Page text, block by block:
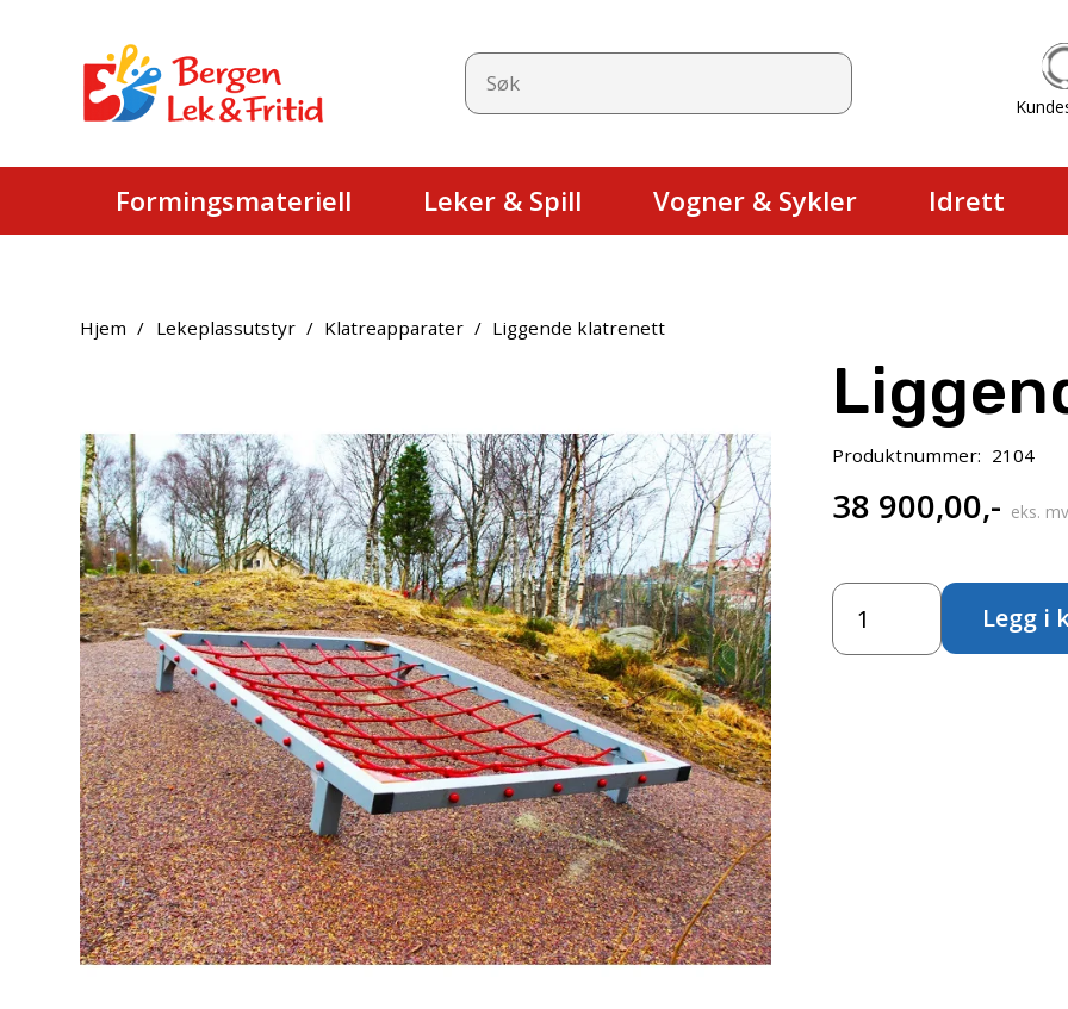
Formingsmateriell Leker & Spill Vogner & Sykler Idrett
Hjem / Lekeplassutstyr / Klatreapparater / Liggende klatrenett
Produktnummer: 2104
38 900,00,- eks.
Liggende
klatrenett
antall
Legg i